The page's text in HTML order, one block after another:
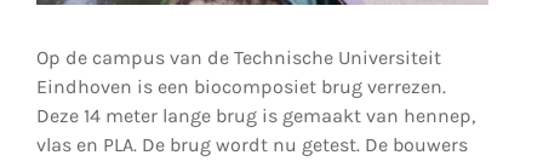
Op de campus van de Technische Universiteit
Eindhoven is een biocomposiet brug verrezen.
Deze 14 meter lange brug is gemaakt van hennep,
vlas en PLA. De brug wordt nu getest. De bouwers